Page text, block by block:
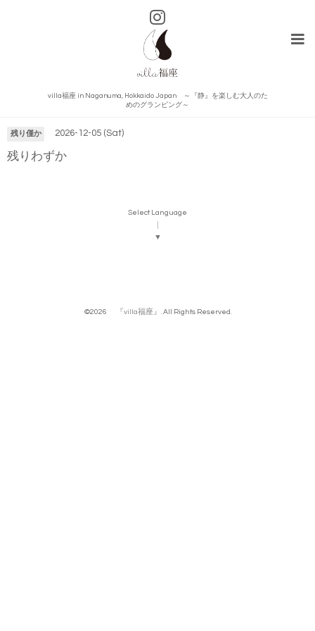
villa福座 in Naganuma, Hokkaido Japan ～『静』を楽しむ大人のた
めのグランピング～
カレンダー
残り僅か 2026-12-05 (Sat)
残りわずか
Select Language
▼
©2026 『villa福座』 . All Rights Reserved.